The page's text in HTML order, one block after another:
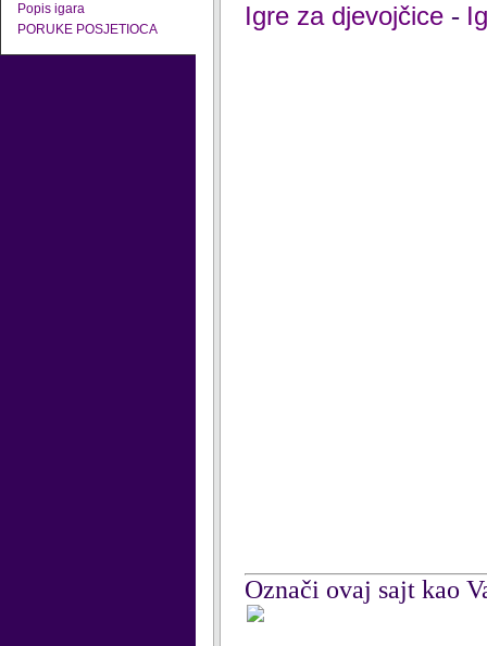
Popis igara
PORUKE POSJETIOCA
Igre za djevojčice -
Označi ovaj sajt kao